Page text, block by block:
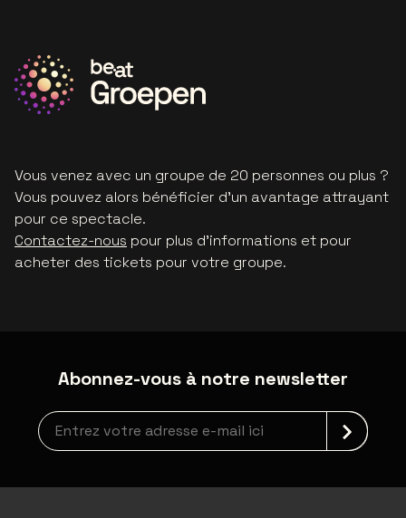
Vous venez avec un groupe de 20 personnes ou plus ?
Vous pouvez alors bénéficier d'un avantage attrayant
pour ce spectacle.
Contactez-nous pour plus d'informations et pour
acheter des tickets pour votre groupe.
Abonnez-vous à notre newsletter
Inscription à la newsletter